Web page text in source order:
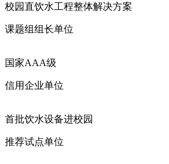
校园直饮水工程整体解决方案
课题组组长单位
国家AAA级
信用企业单位
首批饮水设备进校园
推荐试点单位